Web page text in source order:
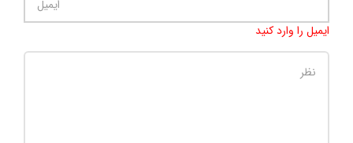
ایمیل را وارد کنید